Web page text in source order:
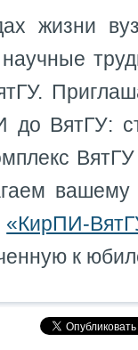
жизни
ВятГУ:
«КирПИ-
к